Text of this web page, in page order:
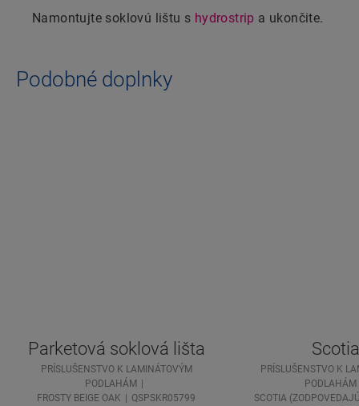
Namontujte soklovú lištu s hydrostrip a ukončite.
Podobné doplnky
Parketová soklová lišta
PRÍSLUŠENSTVO K LAMINÁTOVÝM
PODLAHÁM
FROSTY BEIGE OAK
QSPSKR05799
Scotia
PRÍSLUŠENSTVO K
PODLAHÁM
SCOTIA